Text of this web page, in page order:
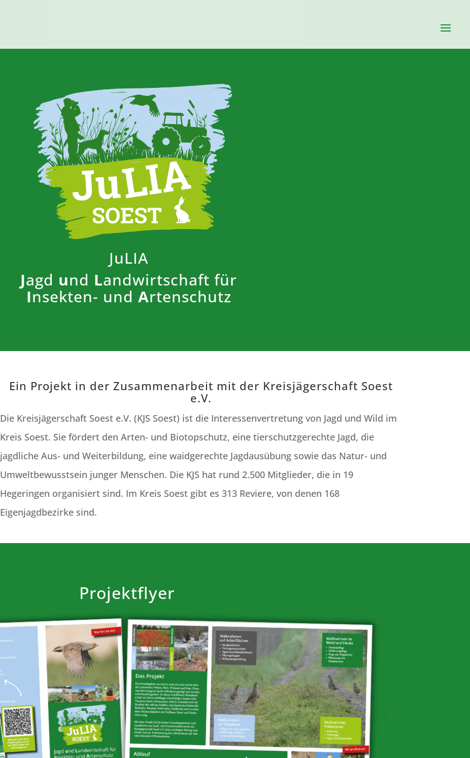
JuLIA
Jagd und Landwirtschaft für
Insekten- und Artenschutz
Ein Projekt in der Zusammenarbeit mit der Kreisjägerschaft Soest
e.V.
Die Kreisjägerschaft Soest e.V. (KJS Soest) ist die Interessenvertretung von Jagd und Wild im
Kreis Soest. Sie fördert den Arten- und Biotopschutz, eine tierschutzgerechte Jagd, die
jagdliche Aus- und Weiterbildung, eine waidgerechte Jagdausübung sowie das Natur- und
Umweltbewusstsein junger Menschen. Die KJS hat rund 2.500 Mitglieder, die in 19
Hegeringen organisiert sind. Im Kreis Soest gibt es 313 Reviere, von denen 168
Eigenjagdbezirke sind.
Projektflyer